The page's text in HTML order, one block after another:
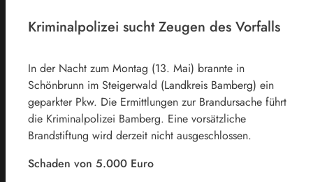
Kriminalpolizei sucht Zeugen des Vorfalls
In der Nacht zum Montag (13. Mai) brannte in
Schönbrunn im Steigerwald (Landkreis Bamberg) ein
geparkter Pkw. Die Ermittlungen zur Brandursache führt
die Kriminalpolizei Bamberg. Eine vorsätzliche
Brandstiftung wird derzeit nicht ausgeschlossen.
Schaden von 5.000 Euro